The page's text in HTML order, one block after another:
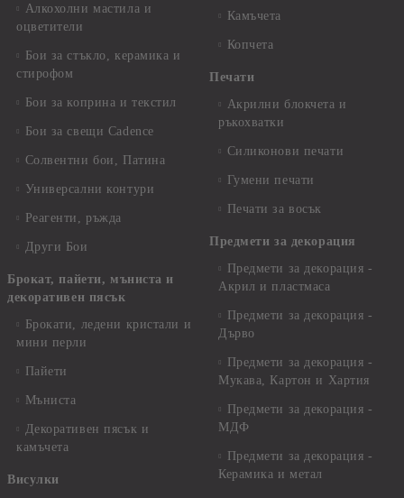
Алкохолни мастила и
оцветители
Бои за стъкло, керамика и
стирофом
Бои за коприна и текстил
Бои за свещи Cadence
Солвентни бои, Патина
Универсални контури
Реагенти, ръжда
Други Бои
Брокат, пайети, мъниста и
декоративен пясък
Брокати, ледени кристали и
мини перли
Пайети
Мъниста
Декоративен пясък и
камъчета
Висулки
Камъчета
Копчета
Печати
Акрилни блокчета и
ръкохватки
Силиконови печати
Гумени печати
Печати за восък
Предмети за декорация
Предмети за декорация -
Акрил и пластмаса
Предмети за декорация -
Дърво
Предмети за декорация -
Мукава, Картон и Хартия
Предмети за декорация -
МДФ
Предмети за декорация -
Керамика и метал